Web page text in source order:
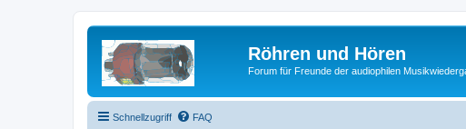
Röhren und Hören
Forum für Freunde der audiophilen
Schnellzugriff FAQ